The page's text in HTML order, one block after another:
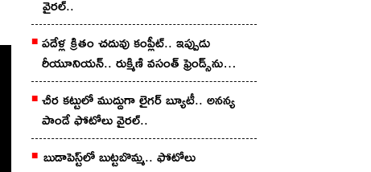
వైర‌ల్..
ప‌దేళ్ల క్రితం చ‌దువు కంప్లీట్.. ఇప్పుడు
రీయూనియన్.. రుక్మిణి వసంత్ ఫ్రెండ్స్‌ను
చూశారా?
చీర క‌ట్టులో ముద్దుగా లైగ‌ర్ బ్యూటీ.. అన‌న్య
పాండే ఫోటోలు వైర‌ల్..
బుడాపెస్ట్‌లో బుట్టబొమ్మ‌.. ఫోటోలు